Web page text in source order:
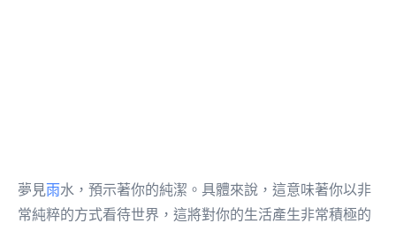
夢見雨水，預示著你的純潔。具體來說，這意味著你以非
常純粹的方式看待世界，這將對你的生活產生非常積極的